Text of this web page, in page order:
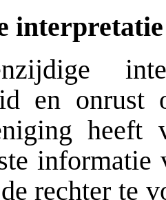
interpretatie
en
informatie
rechter te